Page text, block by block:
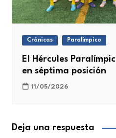
Crónicas Paralímpico
El Hércules
en séptima posición
11/05/2026
Deja una respuesta